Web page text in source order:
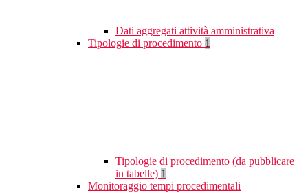
Dati aggregati attività amministrativa
Tipologie di procedimento 1
Tipologie di procedimento (da pubblicare
in tabelle) 1
Monitoraggio tempi procedimentali